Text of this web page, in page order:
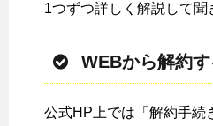
1つずつ詳しく解説して聞
WEBから解約す
公式HP上では「解約手続